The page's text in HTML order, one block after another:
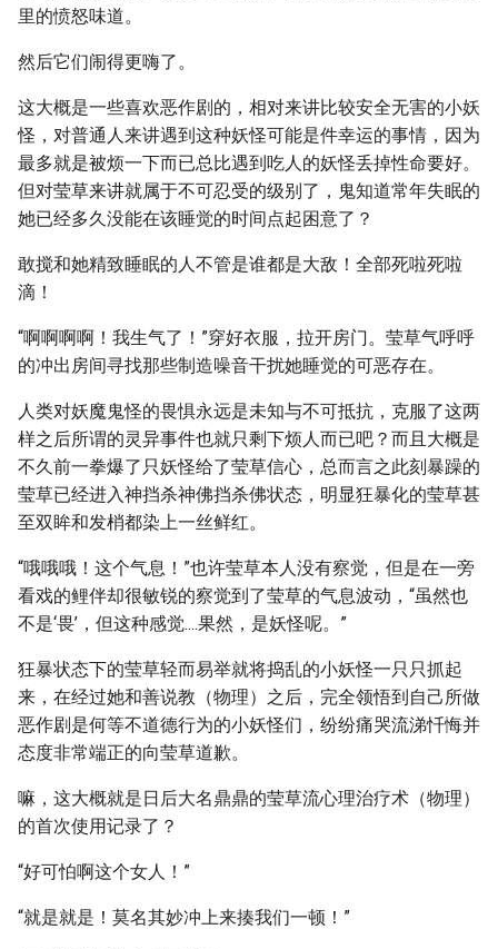
里的愤怒味道。
然后它们闹得更嗨了。
这大概是一些喜欢恶作剧的，相对来讲比较安全无害的小妖
怪，对普通人来讲遇到这种妖怪可能是件幸运的事情，因为
最多就是被烦一下而已总比遇到吃人的妖怪丢掉性命要好。
但对莹草来讲就属于不可忍受的级别了，鬼知道常年失眠的
她已经多久没能在该睡觉的时间点起困意了？
敢搅和她精致睡眠的人不管是谁都是大敌！全部死啦死啦
滴！
“啊啊啊啊！我生气了！”穿好衣服，拉开房门。莹草气呼呼
的冲出房间寻找那些制造噪音干扰她睡觉的可恶存在。
人类对妖魔鬼怪的畏惧永远是未知与不可抵抗，克服了这两
样之后所谓的灵异事件也就只剩下烦人而已吧？而且大概是
不久前一拳爆了只妖怪给了莹草信心，总而言之此刻暴躁的
莹草已经进入神挡杀神佛挡杀佛状态，明显狂暴化的莹草甚
至双眸和发梢都染上一丝鲜红。
“哦哦哦！这个气息！”也许莹草本人没有察觉，但是在一旁
看戏的鲤伴却很敏锐的察觉到了莹草的气息波动，“虽然也
不是‘畏’，但这种感觉....果然，是妖怪呢。”
狂暴状态下的莹草轻而易举就将捣乱的小妖怪一只只抓起
来，在经过她和善说教（物理）之后，完全领悟到自己所做
恶作剧是何等不道德行为的小妖怪们，纷纷痛哭流涕忏悔并
态度非常端正的向莹草道歉。
嘛，这大概就是日后大名鼎鼎的莹草流心理治疗术（物理）
的首次使用记录了？
“好可怕啊这个女人！”
“就是就是！莫名其妙冲上来揍我们一顿！”